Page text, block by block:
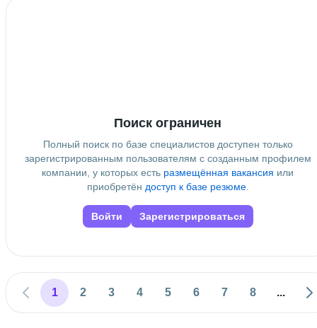
Поиск ограничен
Полный поиск по базе специалистов доступен только
зарегистрированным пользователям с созданным профилем
компании, у которых есть размещённая вакансия или
приобретён доступ к базе резюме.
Войти Зарегистрироваться
1 2 3 4 5 6 7 8 ...